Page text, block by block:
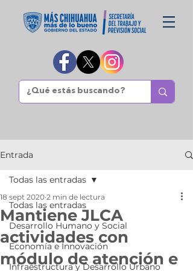
Entrada
Todas las entradas
Desarrollo Humano y Social
Economía e Innovación
Infraestructura y Desarrollo Urbano
Todas las entradas
Mantiene JLCA
actividades con
módulo de atención e
18 sept 2020 2 min de lectura